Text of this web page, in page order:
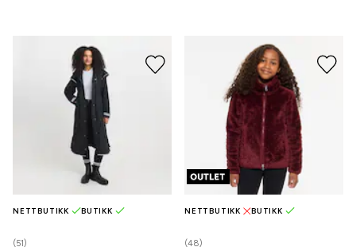
(51)
NETTBUTIKK BUTIKK
(48)
NETTBUTIKK BUTIKK